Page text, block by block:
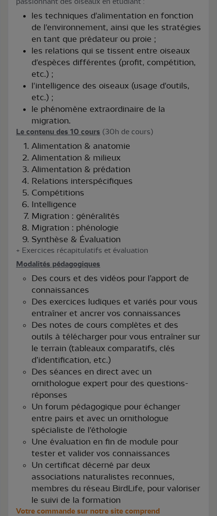
les techniques d'alimentation en fonction
de l'environnement, ainsi que les stratégies
en tant que prédateur ou proie ;
les relations qui se tissent entre oiseaux
d'espèces différentes (profit, compétition,
etc.) ;
l'intelligence des oiseaux (usage d'outils,
etc.) ;
le phénomène extraordinaire de la
migration.
Le contenu des 10 cours (30h de cours)
Alimentation & anatomie
Alimentation & milieux
Alimentation & prédation
Relations interspécifiques
Compétitions
Intelligence
Migration : généralités
Migration : phénologie
Synthèse & Évaluation
+ Exercices récapitulatifs et évaluation
Modalités pédagogiques
Des cours et des vidéos pour l’apport de
connaissances
Des exercices ludiques et variés pour vous
entraîner et ancrer vos connaissances
Des notes de cours complètes et des
outils à télécharger pour vous entraîner sur
le terrain (tableaux comparatifs, clés
d’identification, etc.)
Des séances en direct avec un
ornithologue expert pour des questions-
réponses
Un forum pédagogique pour échanger
entre pairs et avec un ornithologue
spécialiste de l'éthologie
Une évaluation en fin de module pour
tester et valider vos connaissances
Un certificat décerné par deux
associations naturalistes reconnues,
membres du réseau BirdLife, pour valoriser
le suivi de la formation
Votre commande sur notre site comprend